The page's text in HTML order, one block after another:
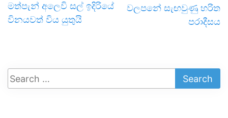
මත්පැන් අලෙවි සල් ඉදිරියේ
විනයවත් විය යුතුයි
වලපනේ සැඟවුණු හරිත
පරාදීසය